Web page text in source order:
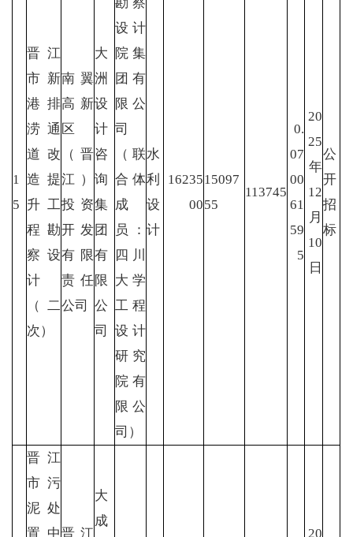
1
5
晋江
市新
港排
涝通
道改
造提
升工
程勘
察设
计
（二
次）
南翼
高新
区
（晋
江）
投资
开发
有限
责任
公司
大
洲
设
计
咨
询
集
团
有
限
公
司
勘察
设计
院集
团有
限公
司
（联
合体
成
员：
四川
大学
工程
设计
研究
院有
限公
司）
水
利
设
计
16235
00
15097
55
113745
0.
07
00
61
59
5
20
25
年
12
月
10
日
公
开
招
标
晋江
市污
泥处
置中晋江
大
成
20